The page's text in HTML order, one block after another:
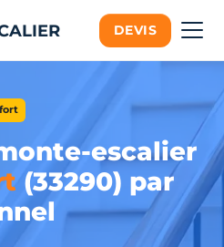
DEVIS
escalier
(33290) par